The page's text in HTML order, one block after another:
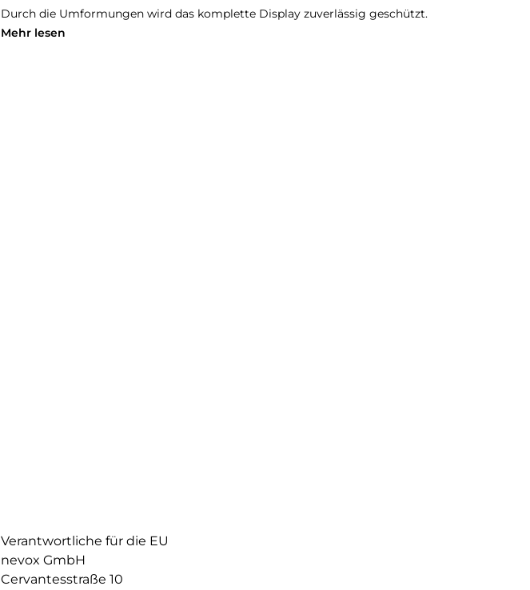
Durch die Umformungen wird das komplette Display zuverlässig geschützt.
Mehr lesen
Verantwortliche für die EU
nevox GmbH
Cervantesstraße 10